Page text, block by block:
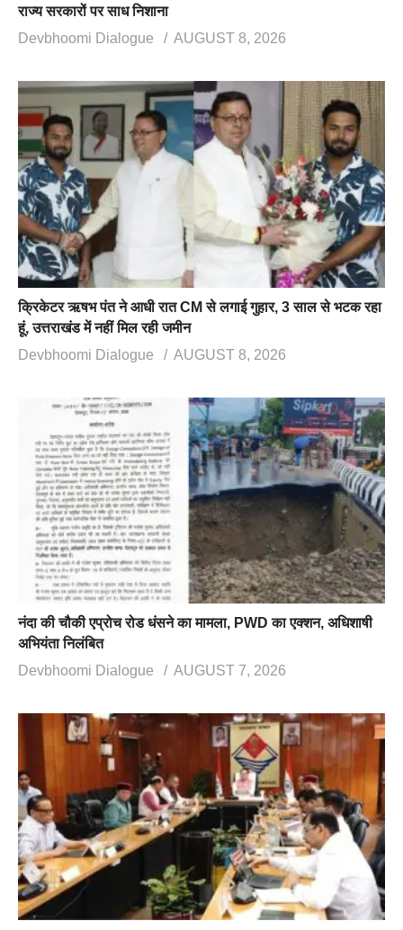
राज्य सरकारों पर साध निशाना
Devbhoomi Dialogue
AUGUST 8, 2026
क्रिकेटर ऋषभ पंत ने आधी रात CM से लगाई गुहार, 3 साल से भटक रहा
हूं, उत्तराखंड में नहीं मिल रही जमीन
Devbhoomi Dialogue
AUGUST 8, 2026
नंदा की चौकी एप्रोच रोड धंसने का मामला, PWD का एक्शन, अधिशाषी
अभियंता निलंबित
Devbhoomi Dialogue
AUGUST 7, 2026